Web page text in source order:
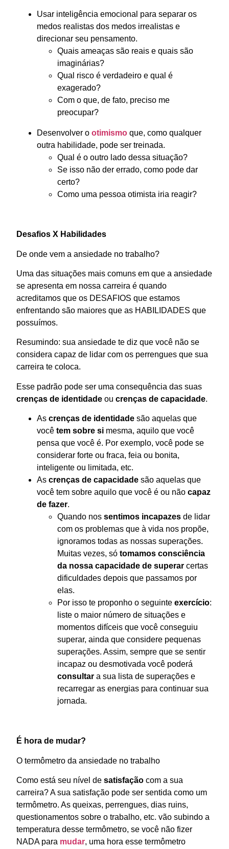
Usar inteligência emocional para separar os
medos realistas dos medos irrealistas e
direcionar seu pensamento.
Quais ameaças são reais e quais são
imaginárias?
Qual risco é verdadeiro e qual é
exagerado?
Com o que, de fato, preciso me
preocupar?
Desenvolver o otimismo que, como qualquer
outra habilidade, pode ser treinada.
Qual é o outro lado dessa situação?
Se isso não der errado, como pode dar
certo?
Como uma pessoa otimista iria reagir?
Desafios X Habilidades
De onde vem a ansiedade no trabalho?
Uma das situações mais comuns em que a ansiedade
se apresenta em nossa carreira é quando
acreditamos que os DESAFIOS que estamos
enfrentando são maiores que as HABILIDADES que
possuímos.
Resumindo: sua ansiedade te diz que você não se
considera capaz de lidar com os perrengues que sua
carreira te coloca.
Esse padrão pode ser uma consequência das suas
crenças de identidade ou crenças de capacidade.
As crenças de identidade são aquelas que
você tem sobre si mesma, aquilo que você
pensa que você é. Por exemplo, você pode se
considerar forte ou fraca, feia ou bonita,
inteligente ou limitada, etc.
As crenças de capacidade são aquelas que
você tem sobre aquilo que você é ou não capaz
de fazer.
Quando nos sentimos incapazes de lidar
com os problemas que à vida nos propõe,
ignoramos todas as nossas superações.
Muitas vezes, só tomamos consciência
da nossa capacidade de superar certas
dificuldades depois que passamos por
elas.
Por isso te proponho o seguinte exercício:
liste o maior número de situações e
momentos difíceis que você conseguiu
superar, ainda que considere pequenas
superações. Assim, sempre que se sentir
incapaz ou desmotivada você poderá
consultar a sua lista de superações e
recarregar as energias para continuar sua
jornada.
É hora de mudar?
O termômetro da ansiedade no trabalho
Como está seu nível de satisfação com a sua
carreira? A sua satisfação pode ser sentida como um
termômetro. As queixas, perrengues, dias ruins,
questionamentos sobre o trabalho, etc. vão subindo a
temperatura desse termômetro, se você não fizer
NADA para mudar, uma hora esse termômetro